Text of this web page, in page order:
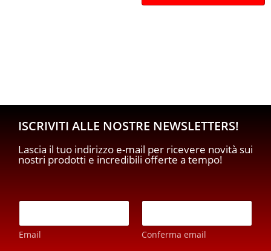
ISCRIVITI ALLE NOSTRE NEWSLETTERS!
Lascia il tuo indirizzo e-mail per ricevere novità sui
nostri prodotti e incredibili offerte a tempo!
E
a
iEmail Conferma email